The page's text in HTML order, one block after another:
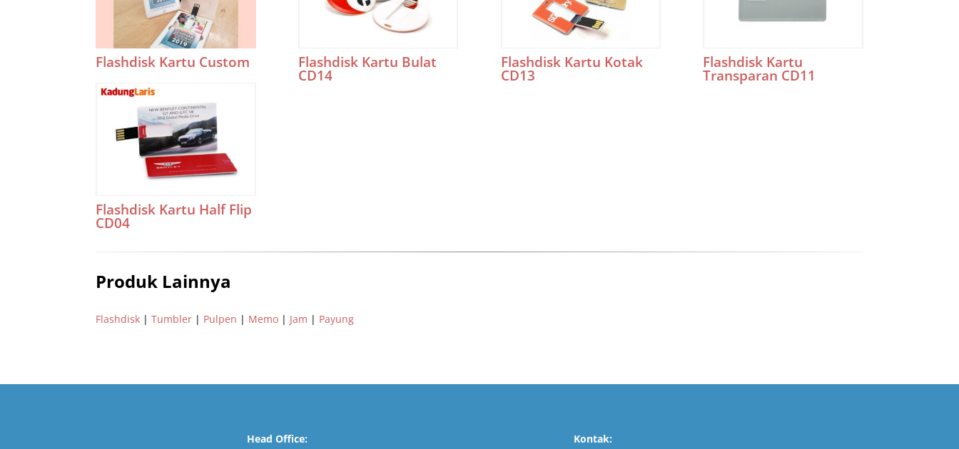
Flashdisk Kartu Custom Flashdisk Kartu Bulat
CD14
Flashdisk Kartu Kotak
CD13
Flashdisk Kartu
Transparan CD11
Flashdisk Kartu Half Flip
CD04
Produk Lainnya
Flashdisk |Tumbler | Pulpen | Memo | Jam | Payung
Head Office:
Kontak: